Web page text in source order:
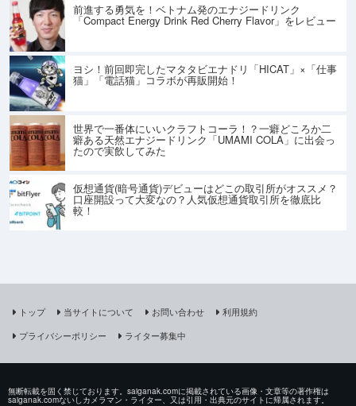
前進する勇気を！ベトナム発のエナジードリンク
「Compact Energy Drink Red Cherry Flavor」をレビュー
ヨシ！前回即完したマタタビエナドリ「HICAT」×「仕事
猫」「電話猫」コラボが再販開始！
世界で一番体にいいクラフトコーラ！？一癖どころか二
癖ある天然エナジードリンク「UMAMI COLA」に出会っ
たので実飲してみた
仮想通貨(暗号通貨)デビューはどこの取引所がオススメ？
口座開設って大変なの？人気仮想通貨取引所を徹底比
較！
トップ 当サイトについて お問い合わせ
利用規約
プライバシーポリシー
ライター募集中
無断転載を固く禁じております。saiganak.comに掲載されている画像・文章等の著作権は
saiganak.comないしカメラマン・ライター、又は引用・出典元のサイトに帰属されます。